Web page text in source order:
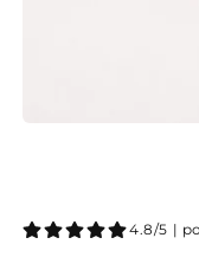
4.8/5 |